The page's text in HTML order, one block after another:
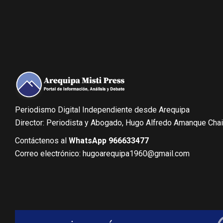
Periodismo Digital Independiente desde Arequipa
Director: Periodista y Abogado, Hugo Alfredo Amanque
Contáctenos al WhatsApp 966633477
Correo electrónico: hugoarequipa1960@gmail.com